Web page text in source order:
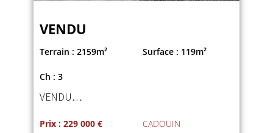
VENDU
Terrain : 2159m² Surface : 119m²
Ch : 3
VENDU…
Prix : 229 000 € CADOUIN